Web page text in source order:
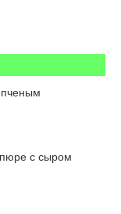
пюре с сыром